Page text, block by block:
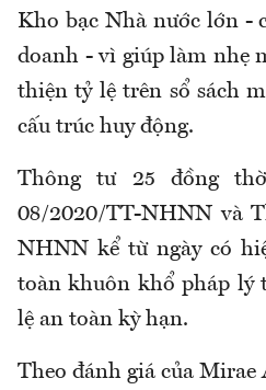
Kho bạc Nhà nước lớn -
doanh - vì giúp làm nhẹ
thiện tỷ lệ trên sổ sách
cấu trúc huy động.
Thông tư 25 đồng
08/2020/TT-NHNN và
NHNN kể từ ngày có
toàn khuôn khổ pháp lý
lệ an toàn kỳ hạn.
Theo đánh giá của Mirae